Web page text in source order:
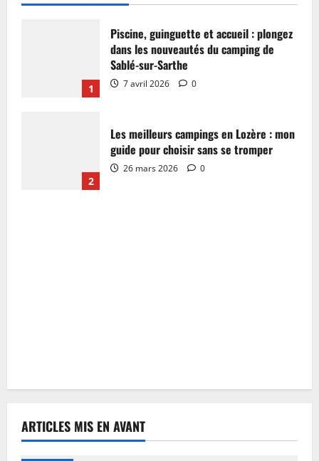
1
Piscine, guinguette et accueil : plongez
dans les nouveautés du camping de
Sablé-sur-Sarthe
7 avril 2026 0
2
Les meilleurs campings en Lozère : mon
guide pour choisir sans se tromper
26 mars 2026 0
ARTICLES MIS EN AVANT